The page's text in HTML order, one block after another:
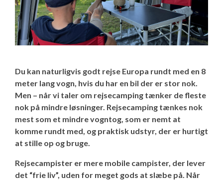
Adria Campingvogne
Adria Aviva
Adria Altea
Adria Action
Adria Adora
Eriba Campingvogne
Eriba Touring
Fendt Campingvogne
Fendt Apero
Fendt Bianco Selection / Activ
Fendt Tendenza
Hobby Campingvogne
Hobby Campingvogne
Hobby On-tour
Hobby De Luxe
Hobby De Luxe - DK-line
Tabbert Campingvogne
T@b Campingvogne
Adria 60 års jubilæumsmodeller
Adria Autocamper
Adria Supersonic
Adria Sonic
Adria Matrix
Adria Campervans
Adria Campervans
Adria Twin Sports van
Adria Twin Supreme
Skadecenter – Anmeld skade
Service og eftersyn
Serviceaftaler
Guides - før værkstedsbesøg
Montering af ekstraudstyr i campingvognen
Personale
Ledige stillinger
Information
Offentlig virksomhed - sådan handler du i
KG Camping Historie
KG Camping kundeklub
Mortens Campingtips
Nyheder
Gaveideer til campisten
Du kan naturligvis godt rejse Europa rundt med en 8
meter lang vogn, hvis du har en bil der er stor nok.
Men – når vi taler om rejsecamping tænker de fleste
nok på mindre løsninger. Rejsecamping tænkes nok
mest som et mindre vogntog, som er nemt at
komme rundt med, og praktisk udstyr, der er hurtigt
at stille op og bruge.
Rejsecampister er mere mobile campister, der lever
det “frie liv”, uden for meget gods at slæbe på. Når